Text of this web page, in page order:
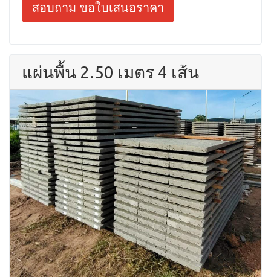
สอบถาม ขอใบเสนอราคา
แผ่นพื้น 2.50 เมตร 4 เส้น